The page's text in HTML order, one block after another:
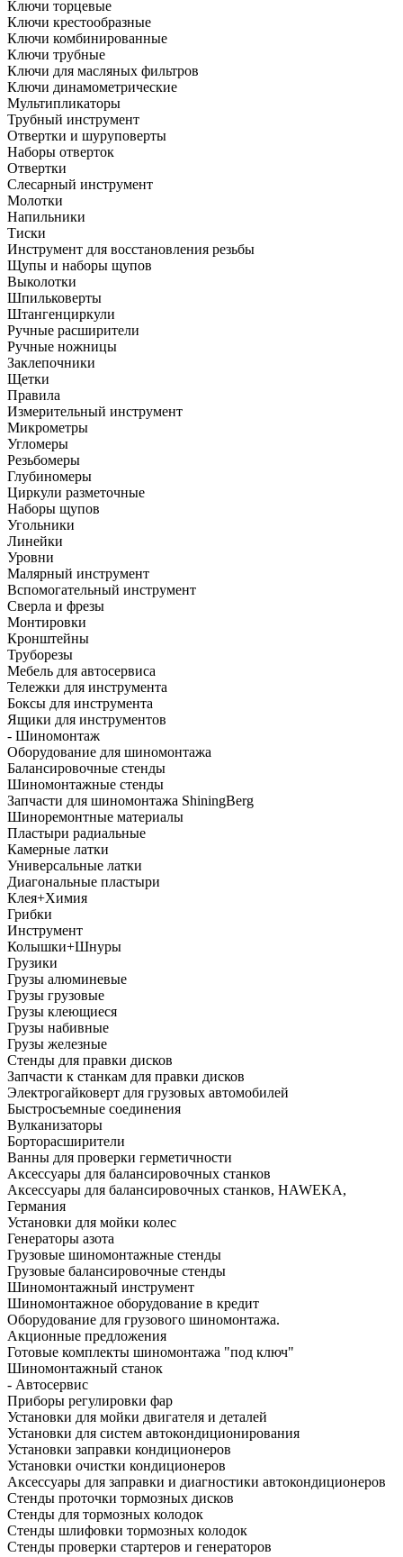
Ключи торцевые
Ключи крестообразные
Ключи комбинированные
Ключи трубные
Ключи для масляных фильтров
Ключи динамометрические
Мультипликаторы
Трубный инструмент
Отвертки и шуруповерты
Наборы отверток
Отвертки
Слесарный инструмент
Молотки
Напильники
Тиски
Инструмент для восстановления резьбы
Щупы и наборы щупов
Выколотки
Шпильковерты
Штангенциркули
Ручные расширители
Ручные ножницы
Заклепочники
Щетки
Правила
Измерительный инструмент
Микрометры
Угломеры
Резьбомеры
Глубиномеры
Циркули разметочные
Наборы щупов
Угольники
Линейки
Уровни
Малярный инструмент
Вспомогательный инструмент
Сверла и фрезы
Монтировки
Кронштейны
Труборезы
Мебель для автосервиса
Тележки для инструмента
Боксы для инструмента
Ящики для инструментов
- Шиномонтаж
Оборудование для шиномонтажа
Балансировочные стенды
Шиномонтажные стенды
Запчасти для шиномонтажа ShiningBerg
Шиноремонтные материалы
Пластыри радиальные
Камерные латки
Универсальные латки
Диагональные пластыри
Клея+Химия
Грибки
Инструмент
Колышки+Шнуры
Грузики
Грузы алюминевые
Грузы грузовые
Грузы клеющиеся
Грузы набивные
Грузы железные
Стенды для правки дисков
Запчасти к станкам для правки дисков
Электрогайковерт для грузовых автомобилей
Быстросъемные соединения
Вулканизаторы
Борторасширители
Ванны для проверки герметичности
Аксессуары для балансировочных станков
Аксессуары для балансировочных станков, HAWEKA,
Германия
Установки для мойки колес
Генераторы азота
Грузовые шиномонтажные стенды
Грузовые балансировочные стенды
Шиномонтажный инструмент
Шиномонтажное оборудование в кредит
Оборудование для грузового шиномонтажа.
Акционные предложения
Готовые комплекты шиномонтажа "под ключ"
Шиномонтажный станок
- Автосервис
Приборы регулировки фар
Установки для мойки двигателя и деталей
Установки для систем автокондиционирования
Установки заправки кондиционеров
Установки очистки кондиционеров
Аксессуары для заправки и диагностики автокондиционеров
Стенды проточки тормозных дисков
Стенды для тормозных колодок
Стенды шлифовки тормозных колодок
Стенды проверки стартеров и генераторов